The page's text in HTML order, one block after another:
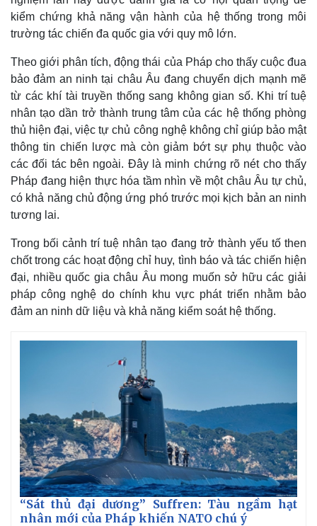
Thế giới
Quan sát
Cuộc sống đó đây
Hồ sơ
Multimedia
Video
Ảnh
E-Magazine
Infographic
kiểm chứng khả năng vận hành của hệ thống trong môi
trường tác chiến đa quốc gia với quy mô lớn.
Theo giới phân tích, động thái của Pháp cho thấy cuộc đua
bảo đảm an ninh tại châu Âu đang chuyển dịch mạnh mẽ
từ các khí tài truyền thống sang không gian số. Khi trí tuệ
nhân tạo dần trở thành trung tâm của các hệ thống phòng
thủ hiện đại, việc tự chủ công nghệ không chỉ giúp bảo mật
thông tin chiến lược mà còn giảm bớt sự phụ thuộc vào
các đối tác bên ngoài. Đây là minh chứng rõ nét cho thấy
Pháp đang hiện thực hóa tầm nhìn về một châu Âu tự chủ,
có khả năng chủ động ứng phó trước mọi kịch bản an ninh
tương lai.
Trong bối cảnh trí tuệ nhân tạo đang trở thành yếu tố then
chốt trong các hoạt động chỉ huy, tình báo và tác chiến hiện
đại, nhiều quốc gia châu Âu mong muốn sở hữu các giải
pháp công nghệ do chính khu vực phát triển nhằm bảo
đảm an ninh dữ liệu và khả năng kiểm soát hệ thống.
“Sát thủ đại dương” Suffren: Tàu ngầm hạt
nhân mới của Pháp khiến NATO chú ý